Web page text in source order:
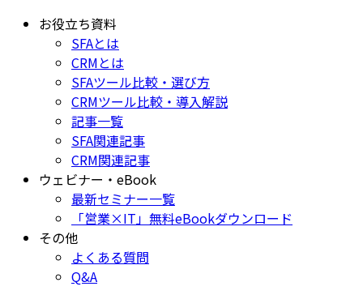
お役立ち資料
SFAとは
CRMとは
SFAツール比較・選び方
CRMツール比較・導入解説
記事一覧
SFA関連記事
CRM関連記事
ウェビナー・eBook
最新セミナー一覧
「営業×IT」無料eBookダウンロード
その他
よくある質問
Q&A